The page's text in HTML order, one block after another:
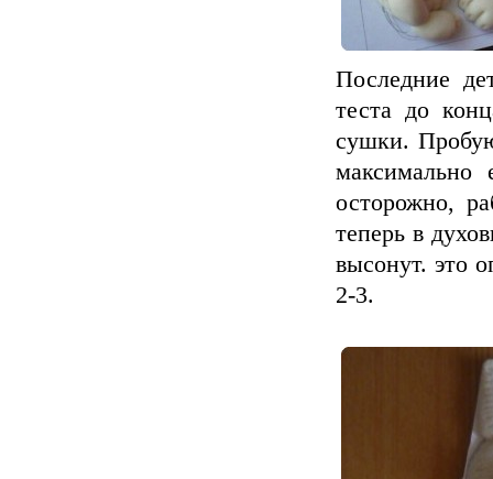
Последние
теста до
сушки.
максимально
осторожно,
теперь в
высонут. это
2-3.